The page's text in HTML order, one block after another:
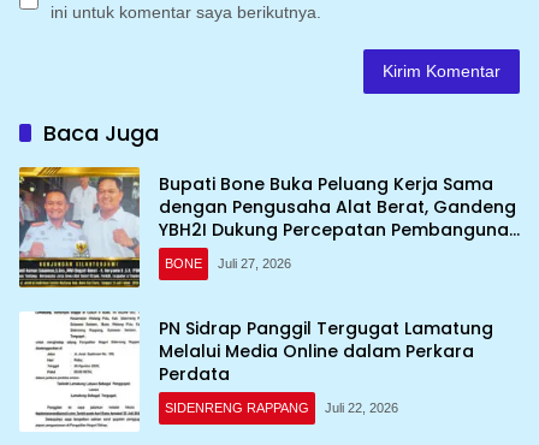
ini untuk komentar saya berikutnya.
Baca Juga
Bupati Bone Buka Peluang Kerja Sama
dengan Pengusaha Alat Berat, Gandeng
YBH2I Dukung Percepatan Pembangunan
Daerah
BONE Juli 27, 2026
PN Sidrap Panggil Tergugat Lamatung
Melalui Media Online dalam Perkara
Perdata
SIDENRENG RAPPANG Juli 22, 2026